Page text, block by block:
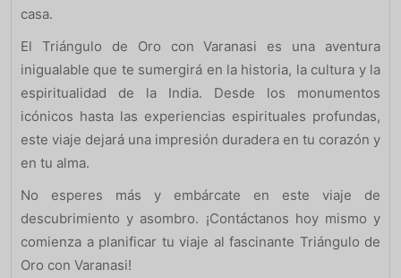
casa.
El Triángulo de Oro con Varanasi es una aventura
inigualable que te sumergirá en la historia, la cultura y la
espiritualidad de la India. Desde los monumentos
icónicos hasta las experiencias espirituales profundas,
este viaje dejará una impresión duradera en tu corazón y
en tu alma.
No esperes más y embárcate en este viaje de
descubrimiento y asombro. ¡Contáctanos hoy mismo y
comienza a planificar tu viaje al fascinante Triángulo de
Oro con Varanasi!